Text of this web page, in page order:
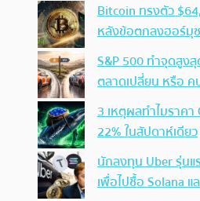
Bitcoin ทรงตัว
หลังข้อตกลงฮอร์มุ
S&P 500 ทำจุดสูง
ตลาดเปลี่ยน หรือ ค
3 เหตุผลทำไมราค
22% ในสัปดาห์เดียว
นักลงทุน Uber รุ่นแ
เพื่อไปซื้อ Solana แ